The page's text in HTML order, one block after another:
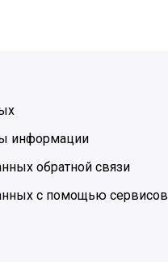
информации
обратной связи
с помощью сервисов